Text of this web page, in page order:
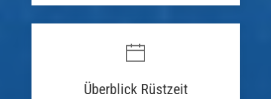
Überblick Rüstzeit